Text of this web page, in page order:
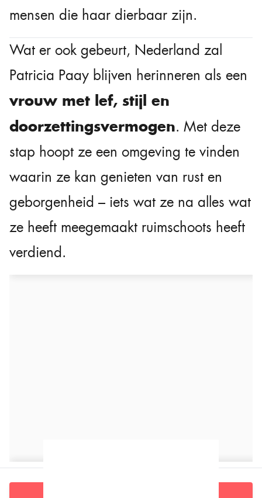
mensen die haar dierbaar zijn.
Wat er ook gebeurt, Nederland zal
Patricia Paay blijven herinneren als een
vrouw met lef, stijl en
doorzettingsvermogen. Met deze
stap hoopt ze een omgeving te vinden
waarin ze kan genieten van rust en
geborgenheid – iets wat ze na alles wat
ze heeft meegemaakt ruimschoots heeft
verdiend.